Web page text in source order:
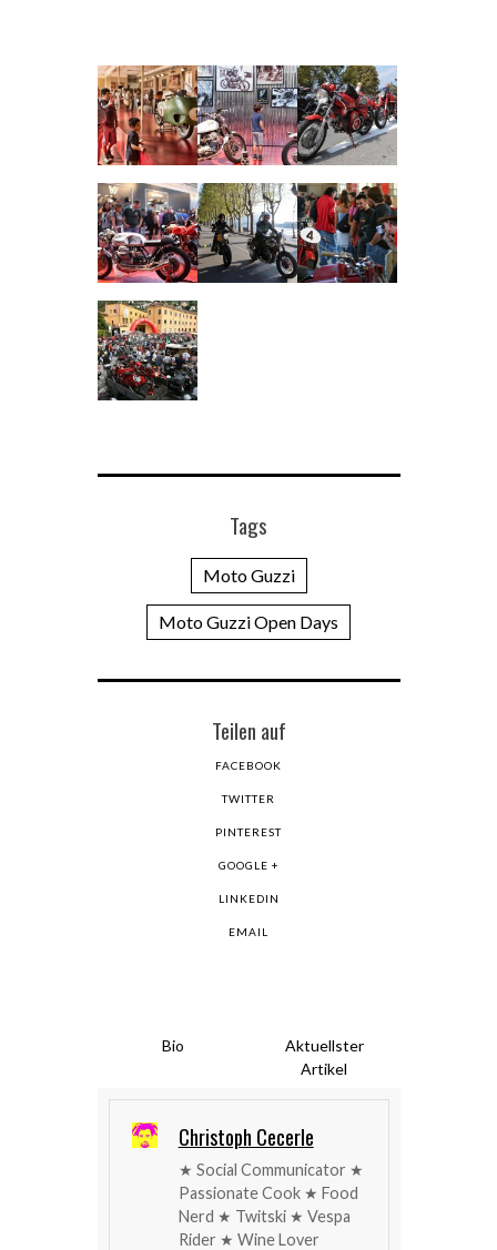
Tags
Moto Guzzi
Moto Guzzi Open Days
Teilen auf
FACEBOOK
TWITTER
PINTEREST
GOOGLE +
LINKEDIN
EMAIL
Bio
Aktuellster
Artikel
Christoph Cecerle
★ Social Communicator ★
Passionate Cook ★ Food
Nerd ★ Twitski ★ Vespa
Rider ★ Wine Lover